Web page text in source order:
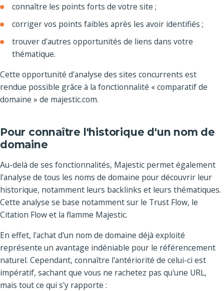
connaître les points forts de votre site ;
corriger vos points faibles après les avoir identifiés ;
trouver d'autres opportunités de liens dans votre
thématique.
Cette opportunité d'analyse des sites concurrents est
rendue possible grâce à la fonctionnalité « comparatif de
domaine » de majestic.com.
Pour connaître l'historique d'un nom de
domaine
Au-delà de ses fonctionnalités, Majestic permet également
l'analyse de tous les noms de domaine pour découvrir leur
historique, notamment leurs backlinks et leurs thématiques.
Cette analyse se base notamment sur le Trust Flow, le
Citation Flow et la flamme Majestic.
En effet, l'achat d'un nom de domaine déjà exploité
représente un avantage indéniable pour le référencement
naturel. Cependant, connaître l'antériorité de celui-ci est
impératif, sachant que vous ne rachetez pas qu'une URL,
mais tout ce qui s'y rapporte :